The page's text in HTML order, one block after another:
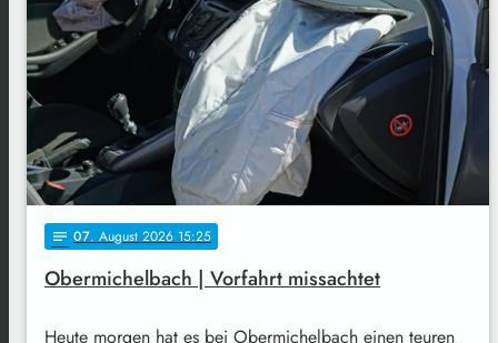
notes 07. August 2026 15:25
Obermichelbach | Vorfahrt missachtet
Heute morgen hat es bei Obermichelbach einen teuren